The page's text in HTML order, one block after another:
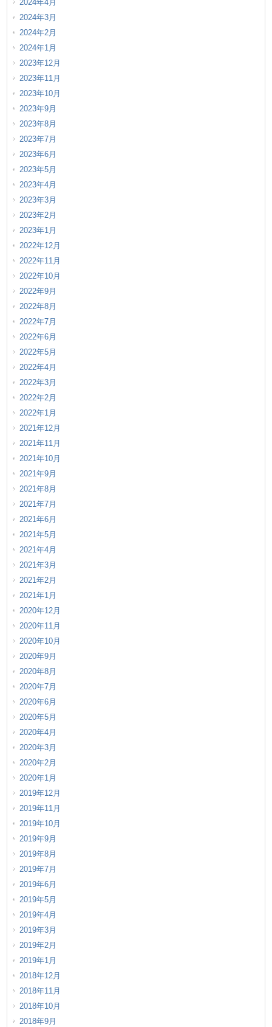
2024年4月
2024年3月
2024年2月
2024年1月
2023年12月
2023年11月
2023年10月
2023年9月
2023年8月
2023年7月
2023年6月
2023年5月
2023年4月
2023年3月
2023年2月
2023年1月
2022年12月
2022年11月
2022年10月
2022年9月
2022年8月
2022年7月
2022年6月
2022年5月
2022年4月
2022年3月
2022年2月
2022年1月
2021年12月
2021年11月
2021年10月
2021年9月
2021年8月
2021年7月
2021年6月
2021年5月
2021年4月
2021年3月
2021年2月
2021年1月
2020年12月
2020年11月
2020年10月
2020年9月
2020年8月
2020年7月
2020年6月
2020年5月
2020年4月
2020年3月
2020年2月
2020年1月
2019年12月
2019年11月
2019年10月
2019年9月
2019年8月
2019年7月
2019年6月
2019年5月
2019年4月
2019年3月
2019年2月
2019年1月
2018年12月
2018年11月
2018年10月
2018年9月